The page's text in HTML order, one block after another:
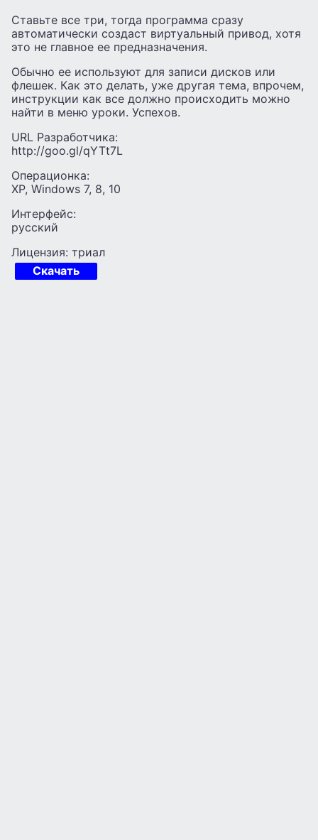
Ставьте все три, тогда программа сразу
автоматически создаст виртуальный привод, хотя
это не главное ее предназначения.
Обычно ее используют для записи дисков или
флешек. Как это делать, уже другая тема, впрочем,
инструкции как все должно происходить можно
найти в меню уроки. Успехов.
URL Разработчика:
http://goo.gl/qYTt7L
Операционка:
XP, Windows 7, 8, 10
Интерфейс:
русский
Лицензия: триал
Скачать